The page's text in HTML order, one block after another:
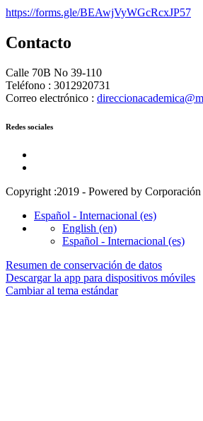
https://forms.gle/BEAwjVyWGcRcxJP57
Contacto
Calle 70B No 39-110
Teléfono : 3012920731
Correo electrónico :
Redes sociales
Copyright :2019 - Powered by
Español - Internacional ‎(es)‎
English ‎(en)‎
Español - Internacional ‎(es)‎
Resumen de conservación de datos
Descargar la app para dispositivos móviles
Cambiar al tema estándar